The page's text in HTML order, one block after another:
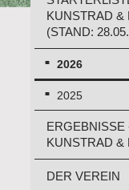
KUNSTRAD &
(STAND:
2026
2025
ERGEBNISSE
KUNSTRAD &
DER VEREIN